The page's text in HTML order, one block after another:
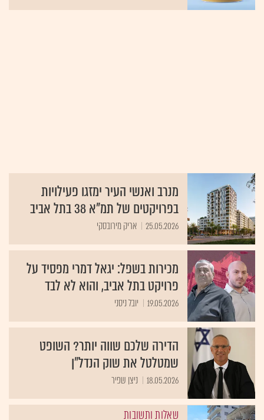
מנרב ואנשי העיר ימזגו פעילויות
בפרויקטים של תמ"א 38 בתל אביב
25.05.2026 אריק מירובסקי
מכירות בשפל: יגאל דמרי מפסיד על
פרויקט בתל אביב, והוא לא לבד
19.05.2026 יובל ניסני
הדירה שלכם שווה יותר? השופט
שמטלטל את שוק הנדל״ן
18.05.2026 ניצן שפיר
שאלות ותשובות